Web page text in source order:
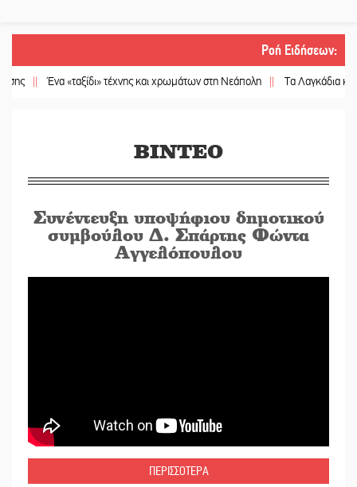
Ροή Ειδήσεων:
Ένα «ταξίδι» τέχνης και χρωμάτων στη Νεάπολη || Τα Λαγκάδια κρατούν
ΒΙΝΤΕΟ
Συνέντευξη υποψήφιου δημοτικού
συμβούλου Δ. Σπάρτης Φώντα
Αγγελόπουλου
ΠΕΡΙΣΣΟΤΕΡΑ